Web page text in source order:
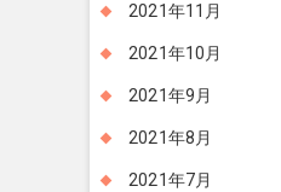
2021年11月
2021年10月
2021年9月
2021年8月
2021年7月